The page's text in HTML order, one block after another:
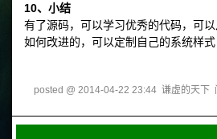
10、小结
有了源码，可以学习优秀的代码，可
如何改进的，可以定制自己的系统样式
posted @ 2014-04-22 23:44 谦虚的天下